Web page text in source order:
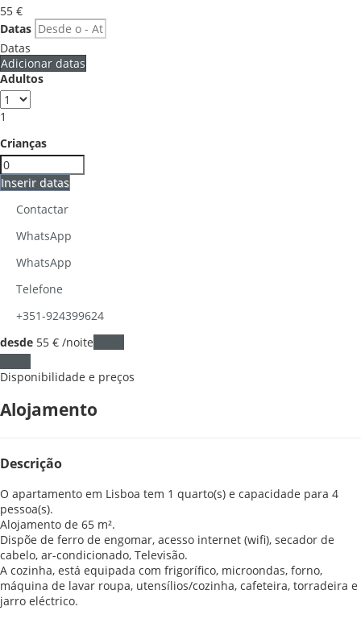
55 €
Datas
Datas
Adicionar datas
Adultos
1
Crianças
Inserir datas
Contactar
WhatsApp
WhatsApp
Telefone
+351-924399624
desde 55 € /noite
Disponibilidade e preços
Alojamento
Descrição
O apartamento em Lisboa tem 1 quarto(s) e capacidade para 4
pessoa(s).
Alojamento de 65 m².
Dispõe de ferro de engomar, acesso internet (wifi), secador de
cabelo, ar-condicionado, Televisão.
A cozinha, está equipada com frigorífico, microondas, forno,
máquina de lavar roupa, utensílios/cozinha, cafeteira, torradeira e
jarro eléctrico.